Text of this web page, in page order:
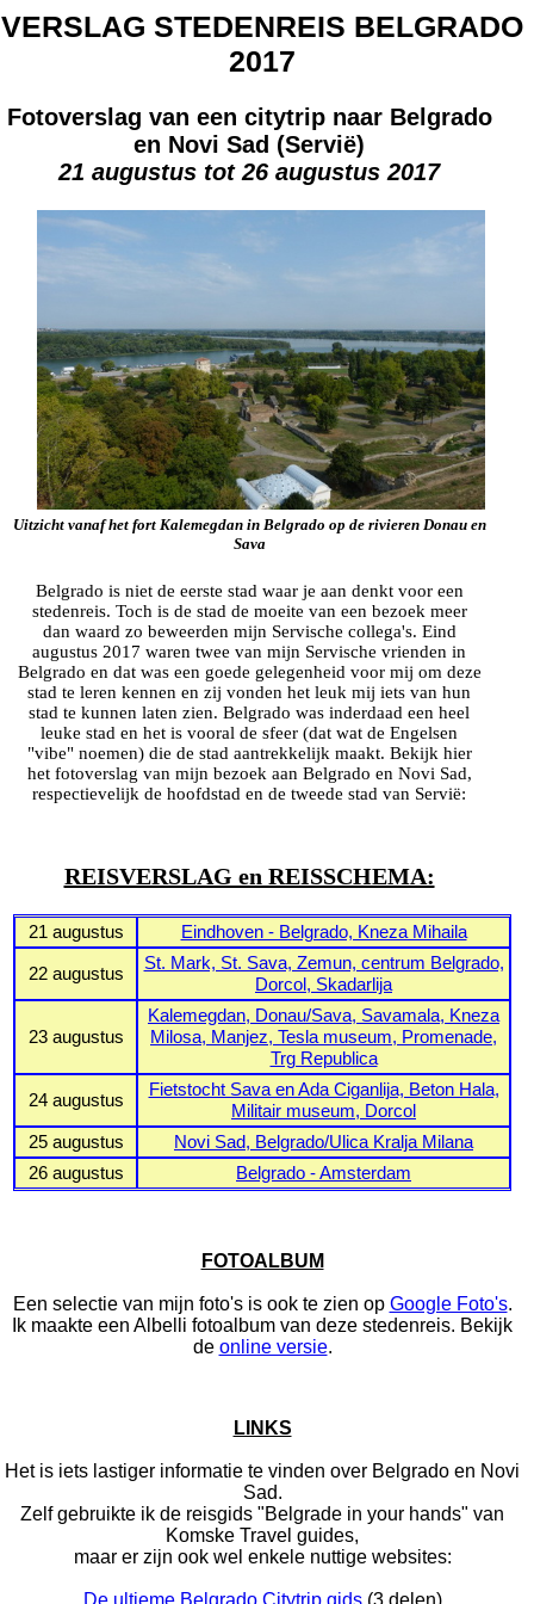
VERSLAG STEDENREIS BELGRADO
2017
Fotoverslag van een citytrip naar Belgrado
en Novi Sad (Servië)
21 augustus tot 26 augustus 2017
Uitzicht vanaf het fort Kalemegdan in Belgrado op de rivieren Donau en
Sava
Belgrado is niet de eerste stad waar je aan denkt voor een
stedenreis. Toch is de stad de moeite van een bezoek meer
dan waard zo beweerden mijn Servische collega's. Eind
augustus 2017 waren twee van mijn Servische vrienden in
Belgrado en dat was een goede gelegenheid voor mij om deze
stad te leren kennen en zij vonden het leuk mij iets van hun
stad te kunnen laten zien. Belgrado was inderdaad een heel
leuke stad en het is vooral de sfeer (dat wat de Engelsen
"vibe" noemen) die de stad aantrekkelijk maakt. Bekijk hier
het fotoverslag van mijn bezoek aan Belgrado en Novi Sad,
respectievelijk de hoofdstad en de tweede stad van Servië:
REISVERSLAG en REISSCHEMA:
21 augustus Eindhoven - Belgrado, Kneza Mihaila
22 augustus
St. Mark, St. Sava, Zemun, centrum Belgrado,
Dorcol, Skadarlija
23 augustus
Kalemegdan, Donau/Sava, Savamala, Kneza
Milosa, Manjez, Tesla museum, Promenade,
Trg Republica
24 augustus
Fietstocht Sava en Ada Ciganlija, Beton Hala,
Militair museum, Dorcol
25 augustus
Novi Sad, Belgrado/Ulica Kralja Milana
26 augustus
Belgrado - Amsterdam
FOTOALBUM
Een selectie van mijn foto's is ook te zien op Google Foto's.
Ik maakte een Albelli fotoalbum van deze stedenreis. Bekijk
de online versie.
LINKS
Het is iets lastiger informatie te vinden over Belgrado en Novi
Sad.
Zelf gebruikte ik de reisgids "Belgrade in your hands" van
Komske Travel guides,
maar er zijn ook wel enkele nuttige websites:
De ultieme Belgrado Citytrip gids(3 delen)